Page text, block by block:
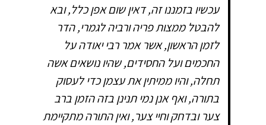
עכשיו בזמננו זה, דאין שום אפן כלל, ובא
להבטל ממצות פריה ורביה לגמרי, הדר
לזמן הראשון, אשר אמר רבי יאודה על
החכמים ועל החסידים, שהיו נושאים אשה
תחלה, והיו ממיתין את עצמן כדי לעסוק
בתורה, ואף אנן נמי תנינן בזה הזמן ברב
צער ובדחק וחיי צער, ואין התורה מתקיימת